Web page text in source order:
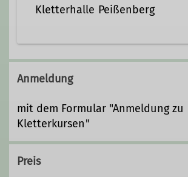
Kletterhalle Peißenberg
Alpspitzstraße 13
82362 Peißenberg
Anmeldung
mit dem Formular "Anmeldung zu
Kletterkursen"
Preis